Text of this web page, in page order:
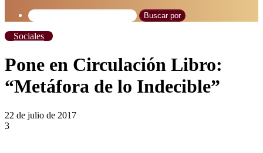
Buscar por
Sociales
Pone en Circulación Libro:
“Metáfora de lo Indecible”
22 de julio de 2017
3